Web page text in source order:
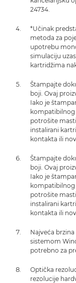
24734.
*Učinak
metoda za
upotrebu
simulaciju
kartridžima
Štampajte
boji. Ovaj
Iako je
kompatibilnog
potrošite
instalirani
kontakta ili
Štampajte
boji. Ovaj
Iako je
kompatibilnog
potrošite
instalirani
kontakta ili
Najveća
sistemom
potrebno za
Optička
rezolucije